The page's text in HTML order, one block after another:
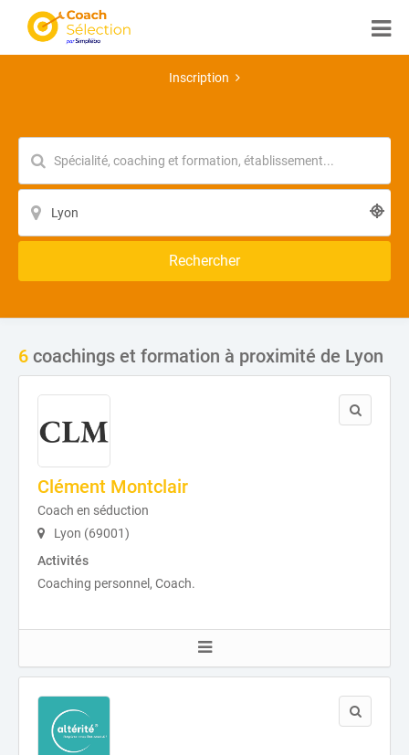
Inscription
Rechercher
6 coachings et formation à proximité de Lyon
Clément Montclair
Coach en séduction
Lyon (69001)
Activités
Coaching personnel, Coach.